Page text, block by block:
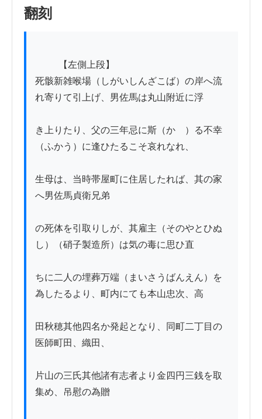
翻刻
死骸新雑喉場（しがいしんざこば）の岸へ流
れ寄りて引上げ、男佐馬は丸山附近に浮
き上りたり、父の三年忌に斯（かゝ）る不幸
（ふかう）に逢ひたるこそ哀れなれ、
生母は、当時帯屋町に住居したれば、其の家
へ男佐馬貞衛兄弟
の死体を引取りしが、其雇主（そのやとひぬ
し）（硝子製造所）は気の毒に思ひ直
ちに二人の埋葬万端（まいさうばんえん）を
為したるより、町内にても本山忠次、高
田秋穂其他四名か発起となり、同町二丁目の
医師町田、織田、
片山の三氏其他諸有志者より金四円三銭を取
集め、吊慰の為贈